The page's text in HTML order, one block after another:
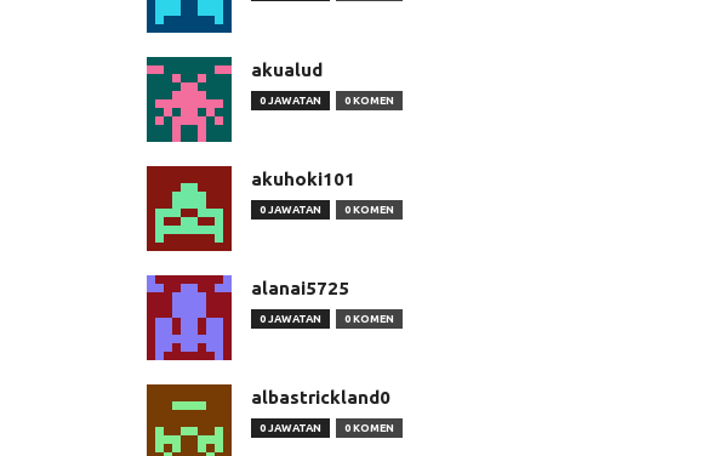
akualud
0 JAWATAN 0 KOMEN
akuhoki101
0 JAWATAN 0 KOMEN
alanai5725
0 JAWATAN 0 KOMEN
albastrickland0
0 JAWATAN 0 KOMEN